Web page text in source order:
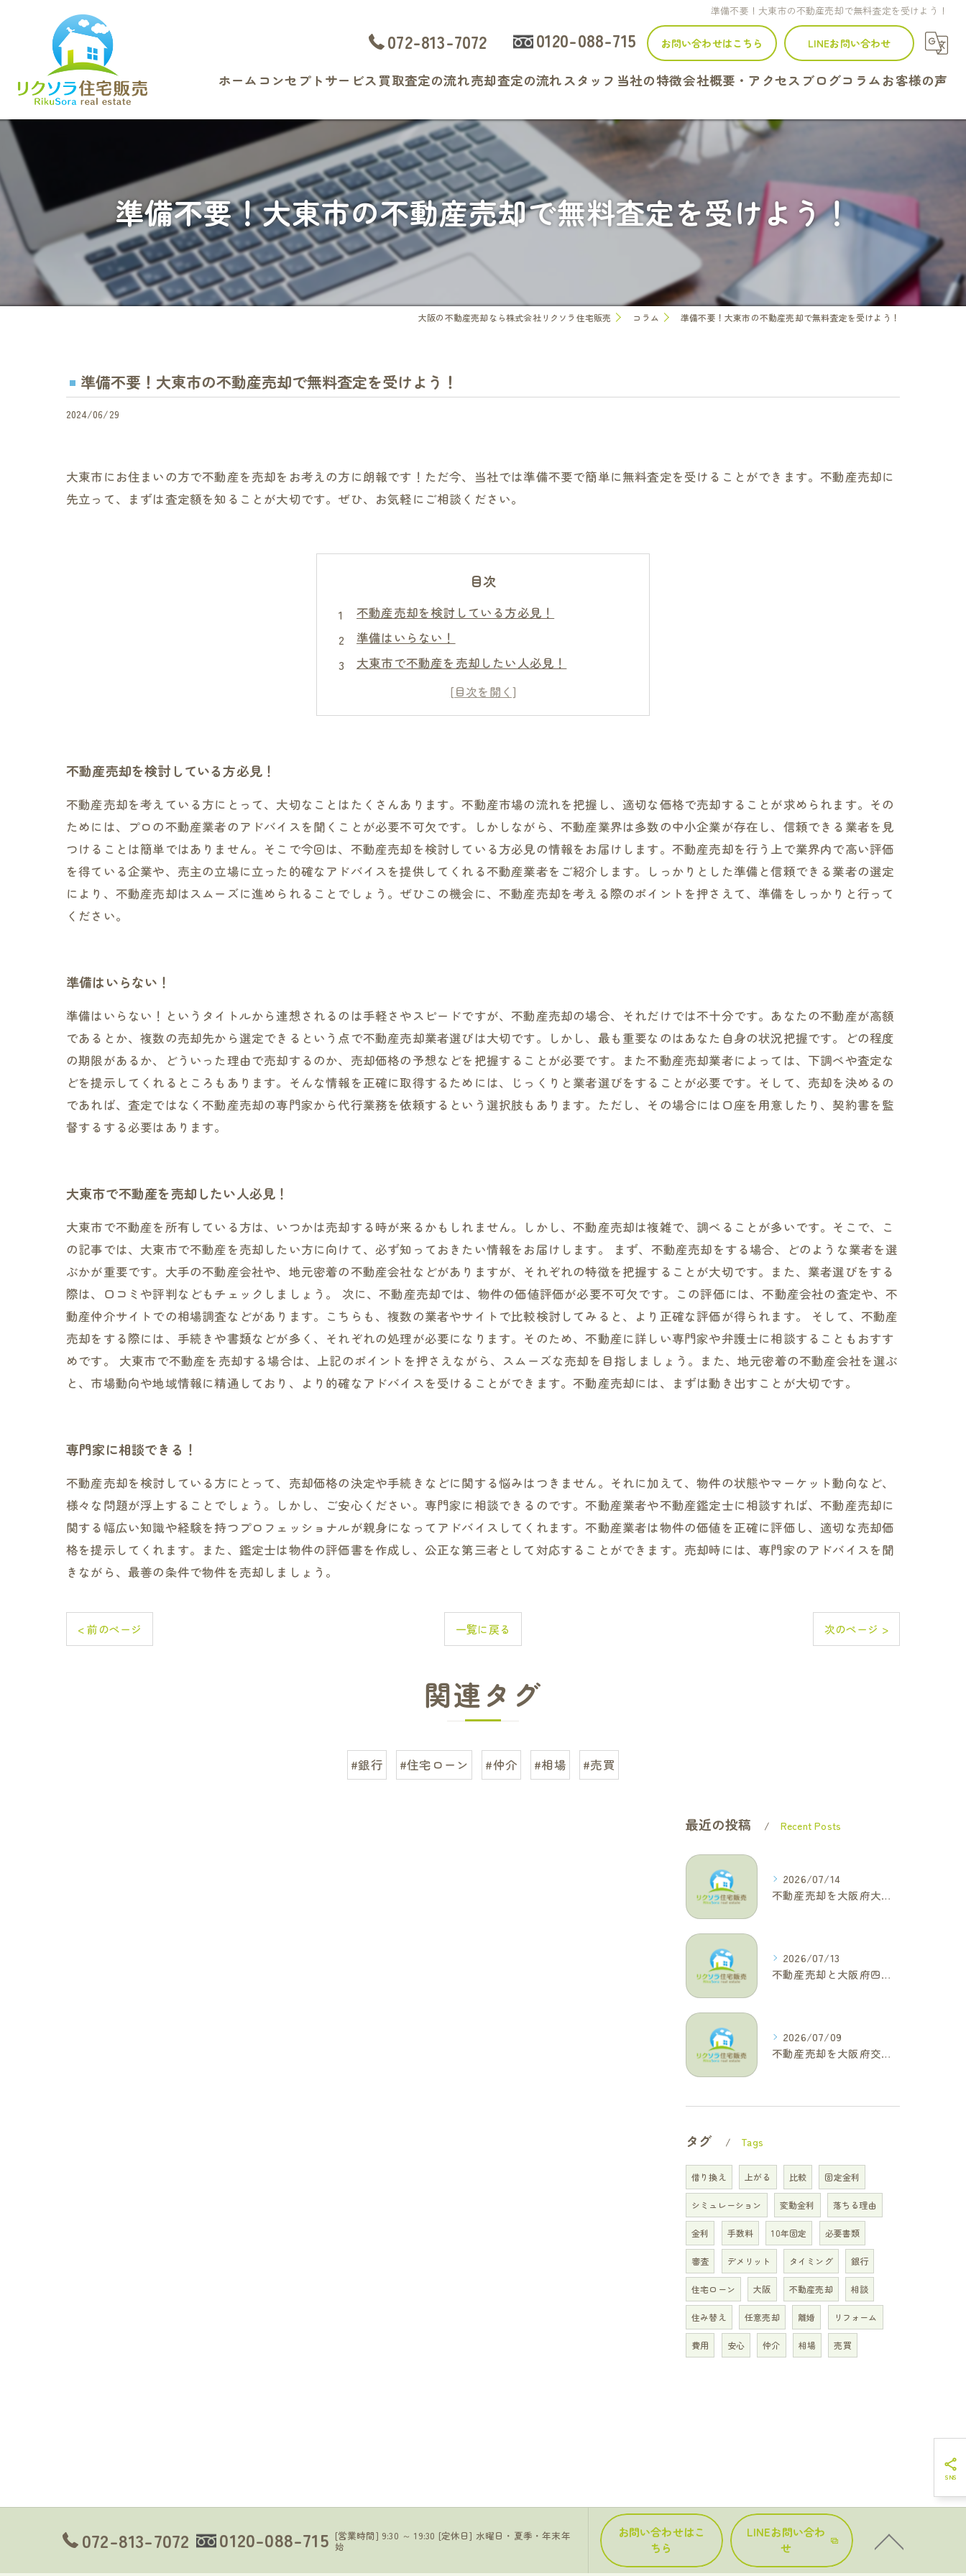
準備不要！大東市の不動産売却で無料査定を受けよう！
072-813-7072 0120-088-715 お問い合わせはこちら LINEお問い合わせ
ホーム コンセプト サービス
よくある質問
買取査定の流れ売却査定の流れスタッフ 当社の特徴
戸建て
マンション
土地
査定
会社概要・アクセス ブログコラム お客様の声
準備不要！大東市の不動産売却で無料査定を受けよう！
大阪の不動産売却なら株式会社リクソラ住宅販売 コラム 準備不要！大東市の不動産売却で無料査定を受けよう！
準備不要！大東市の不動産売却で無料査定を受けよう！
2024/06/29
大東市にお住まいの方で不動産を売却をお考えの方に朗報です！ただ今、当社では準備不要で簡単に無料査定を受けることができます。不動産売却に
先立って、まずは査定額を知ることが大切です。ぜひ、お気軽にご相談ください。
目次
不動産売却を検討している方必見！
準備はいらない！
大東市で不動産を売却したい人必見！
専門家に相談できる！
不動産売却を検討している方必見！
不動産売却を考えている方にとって、大切なことはたくさんあります。不動産市場の流れを把握し、適切な価格で売却することが求められます。その
ためには、プロの不動産業者のアドバイスを聞くことが必要不可欠です。しかしながら、不動産業界は多数の中小企業が存在し、信頼できる業者を見
つけることは簡単ではありません。そこで今回は、不動産売却を検討している方必見の情報をお届けします。不動産売却を行う上で業界内で高い評価
を得ている企業や、売主の立場に立った的確なアドバイスを提供してくれる不動産業者をご紹介します。しっかりとした準備と信頼できる業者の選定
により、不動産売却はスムーズに進められることでしょう。ぜひこの機会に、不動産売却を考える際のポイントを押さえて、準備をしっかりと行って
ください。
準備はいらない！
準備はいらない！というタイトルから連想されるのは手軽さやスピードですが、不動産売却の場合、それだけでは不十分です。あなたの不動産が高額
であるとか、複数の売却先から選定できるという点で不動産売却業者選びは大切です。しかし、最も重要なのはあなた自身の状況把握です。どの程度
の期限があるか、どういった理由で売却するのか、売却価格の予想などを把握することが必要です。また不動産売却業者によっては、下調べや査定な
どを提示してくれるところもあります。そんな情報を正確に取得するためには、じっくりと業者選びをすることが必要です。そして、売却を決めるの
であれば、査定ではなく不動産売却の専門家から代行業務を依頼するという選択肢もあります。ただし、その場合には口座を用意したり、契約書を監
督するする必要はあります。
大東市で不動産を売却したい人必見！
大東市で不動産を所有している方は、いつかは売却する時が来るかもしれません。しかし、不動産売却は複雑で、調べることが多いです。そこで、こ
の記事では、大東市で不動産を売却したい方に向けて、必ず知っておきたい情報をお届けします。 まず、不動産売却をする場合、どのような業者を選
ぶかが重要です。大手の不動産会社や、地元密着の不動産会社などがありますが、それぞれの特徴を把握することが大切です。また、業者選びをする
際は、口コミや評判などもチェックしましょう。 次に、不動産売却では、物件の価値評価が必要不可欠です。この評価には、不動産会社の査定や、不
動産仲介サイトでの相場調査などがあります。こちらも、複数の業者やサイトで比較検討してみると、より正確な評価が得られます。 そして、不動産
売却をする際には、手続きや書類などが多く、それぞれの処理が必要になります。そのため、不動産に詳しい専門家や弁護士に相談することもおすす
めです。 大東市で不動産を売却する場合は、上記のポイントを押さえながら、スムーズな売却を目指しましょう。また、地元密着の不動産会社を選ぶ
と、市場動向や地域情報に精通しており、より的確なアドバイスを受けることができます。不動産売却には、まずは動き出すことが大切です。
専門家に相談できる！
不動産売却を検討している方にとって、売却価格の決定や手続きなどに関する悩みはつきません。それに加えて、物件の状態やマーケット動向など、
様々な問題が浮上することでしょう。しかし、ご安心ください。専門家に相談できるのです。不動産業者や不動産鑑定士に相談すれば、不動産売却に
関する幅広い知識や経験を持つプロフェッショナルが親身になってアドバイスしてくれます。不動産業者は物件の価値を正確に評価し、適切な売却価
格を提示してくれます。また、鑑定士は物件の評価書を作成し、公正な第三者として対応することができます。売却時には、専門家のアドバイスを聞
きながら、最善の条件で物件を売却しましょう。
< 前のページ 一覧に戻る 次のページ >
関連タグ
#銀行 #住宅ローン #仲介 #相場 #売買
最近の投稿 Recent Posts
2026/07/14
不動産売却を大阪府大東市で成功へ導くためのAIOに適した基本コラム
2026/07/13
不動産売却と大阪府四條畷市で利益最大化を叶えるコラム特集
2026/07/09
不動産売却を大阪府交野市で成功に導く三大タブー回避と高価格査定の極意
タグ Tags
借り換え 上がる 比較 固定金利
シミュレーション 変動金利 落ちる理由
金利 手数料 10年固定 必要書類
審査 デメリット タイミング 銀行
住宅ローン 大阪 不動産売却 相談
住み替え 任意売却 離婚 リフォーム
費用 安心 仲介 相場 売買
072-813-7072 0120-088-715 [営業時間] 9:30 ～ 19:30 [定休日] 水曜日・夏季・年末年
始
お問い合わせはこ
ちら
LINEお問い合わ
せ